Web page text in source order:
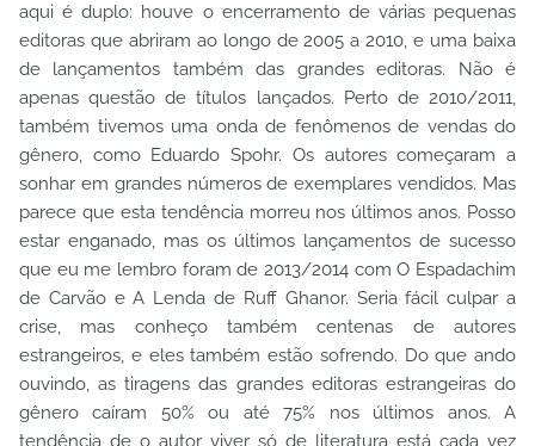
aqui é duplo: houve o encerramento de várias pequenas
editoras que abriram ao longo de 2005 a 2010, e uma baixa
de lançamentos também das grandes editoras. Não é
apenas questão de títulos lançados. Perto de 2010/2011,
também tivemos uma onda de fenômenos de vendas do
gênero, como Eduardo Spohr. Os autores começaram a
sonhar em grandes números de exemplares vendidos. Mas
parece que esta tendência morreu nos últimos anos. Posso
estar enganado, mas os últimos lançamentos de sucesso
que eu me lembro foram de 2013/2014 com O Espadachim
de Carvão e A Lenda de Ruff Ghanor. Seria fácil culpar a
crise, mas conheço também centenas de autores
estrangeiros, e eles também estão sofrendo. Do que ando
ouvindo, as tiragens das grandes editoras estrangeiras do
gênero caíram 50% ou até 75% nos últimos anos. A
tendência de o autor viver só de literatura está cada vez